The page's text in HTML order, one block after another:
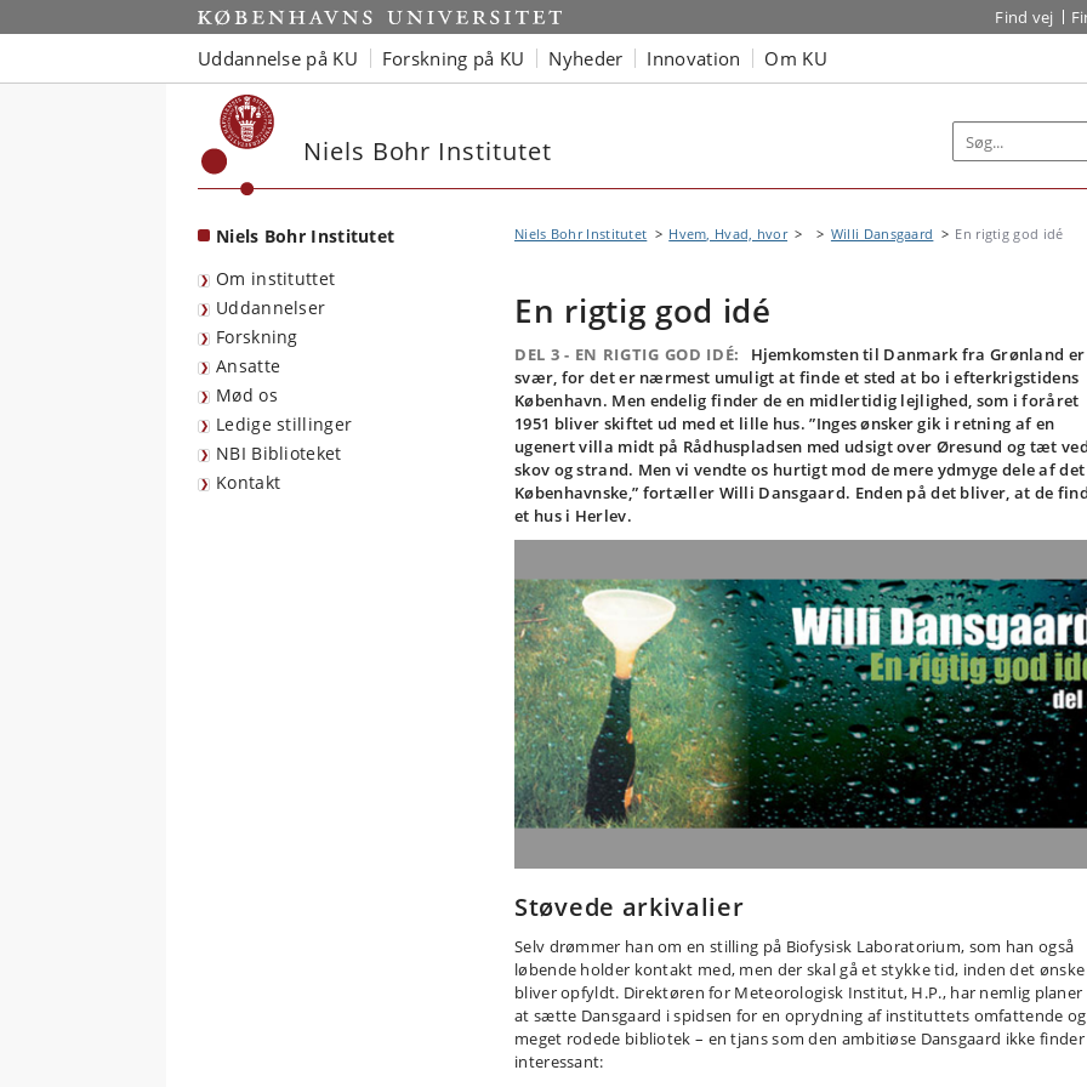
Start Find vej
Uddannelse på KU Forskning på KU Nyheder Innovation Om KU
Niels Bohr Institutet
Niels Bohr Institutet
Om instituttet
Uddannelser
Forskning
Ansatte
Mød os
Ledige stillinger
NBI Biblioteket
Kontakt
Niels Bohr Institutet Hvem, Hvad, hvor Willi Dansgaard En rigtig god idé
En rigtig god idé
DEL 3 - EN RIGTIG GOD IDÉ:
Hjemkomsten til Danmark fra Grønland er
svær, for det er nærmest umuligt at finde et sted at bo i efterkrigstidens
København. Men endelig finder de en midlertidig lejlighed, som i foråret
1951 bliver skiftet ud med et lille hus. ”Inges ønsker gik i retning af en
ugenert villa midt på Rådhuspladsen med udsigt over Øresund og tæt
skov og strand. Men vi vendte os hurtigt mod de mere ydmyge dele af det
Københavnske,” fortæller Willi Dansgaard. Enden på det bliver, at de
et hus i Herlev.
Støvede arkivalier
Selv drømmer han om en stilling på Biofysisk Laboratorium, som han også
løbende holder kontakt med, men der skal gå et stykke tid, inden det ønske
bliver opfyldt. Direktøren for Meteorologisk Institut, H.P., har nemlig planer
at sætte Dansgaard i spidsen for en oprydning af instituttets omfattende og
meget rodede bibliotek – en tjans som den ambitiøse Dansgaard ikke finder
interessant: